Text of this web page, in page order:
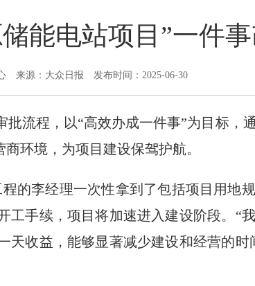
能电站项目”一件
来源：大众日报 发布时间：2025-06-30
流程，以“高效办成一件事”为目标，
环境，为项目建设保驾护航。
的李经理一次性拿到了包括项目用地
工手续，项目将加速进入建设阶段。“
收益，能够显著减少建设和经营的时